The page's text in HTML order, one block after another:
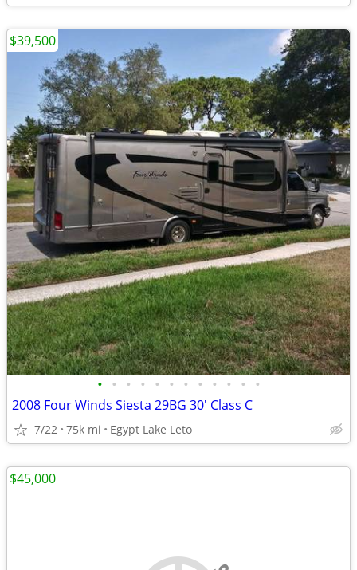
• • • • • • • • • • • •
2008 Four Winds Siesta 29BG 30' Class C
7/22 75k mi Egypt Lake Leto
$39,500
$45,000